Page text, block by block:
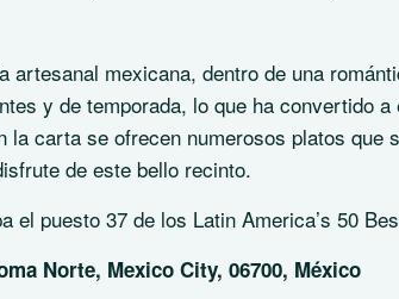
artesanal mexicana, dentro de una
y de temporada, lo que ha convertido
la carta se ofrecen numerosos platos que
de este bello recinto.
el puesto 37 de los Latin America’s 50
Norte, Mexico City, 06700, México